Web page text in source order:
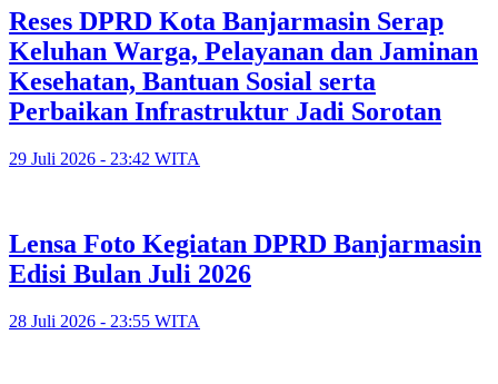
Reses DPRD Kota Banjarmasin Serap
Keluhan Warga, Pelayanan dan Jaminan
Kesehatan, Bantuan Sosial serta
Perbaikan Infrastruktur Jadi Sorotan
29 Juli 2026 - 23:42 WITA
Lensa Foto Kegiatan DPRD Banjarmasin
Edisi Bulan Juli 2026
28 Juli 2026 - 23:55 WITA